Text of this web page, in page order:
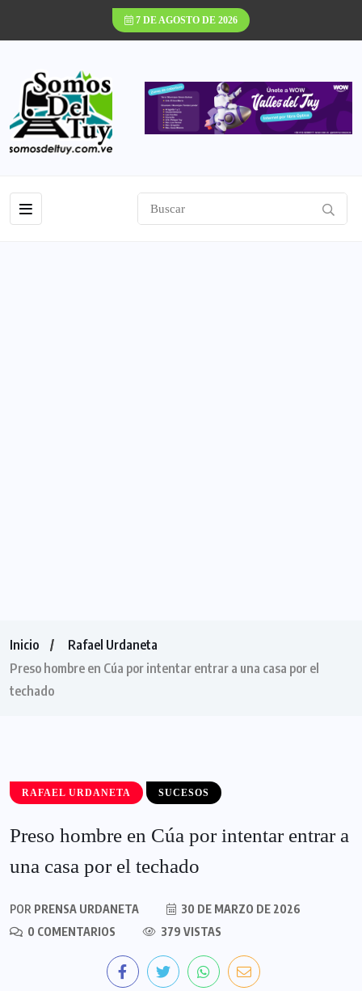
7 DE AGOSTO DE 2026
Inicio
Rafael Urdaneta
Preso hombre en Cúa por intentar entrar a una casa por el
techado
RAFAEL URDANETA SUCESOS
Preso hombre en Cúa por intentar entrar a
una casa por el techado
POR PRENSA URDANETA
30 DE MARZO DE 2026
0 COMENTARIOS
379 VISTAS